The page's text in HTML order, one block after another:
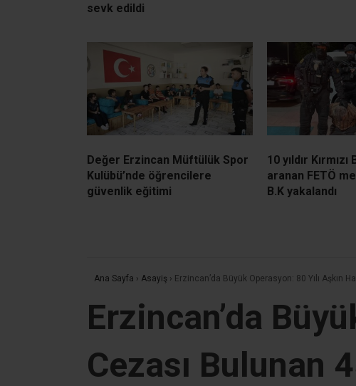
sevk edildi
Değer Erzincan Müftülük Spor
Kulübü’nde öğrencilere
güvenlik eğitimi
10 yıldır
aranan FETÖ
B.K yakalandı
Ana Sayfa › Asayiş › Erzincan’da Büyük Operasyon: 80 Yılı Aşkın
Erzincan’da
Cezası Bulunan